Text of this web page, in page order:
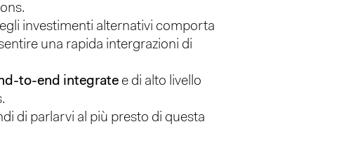
investimenti alternativi comporta
una rapida intergrazioni di
to-end integrate e di alto livello
di parlarvi al più presto di questa